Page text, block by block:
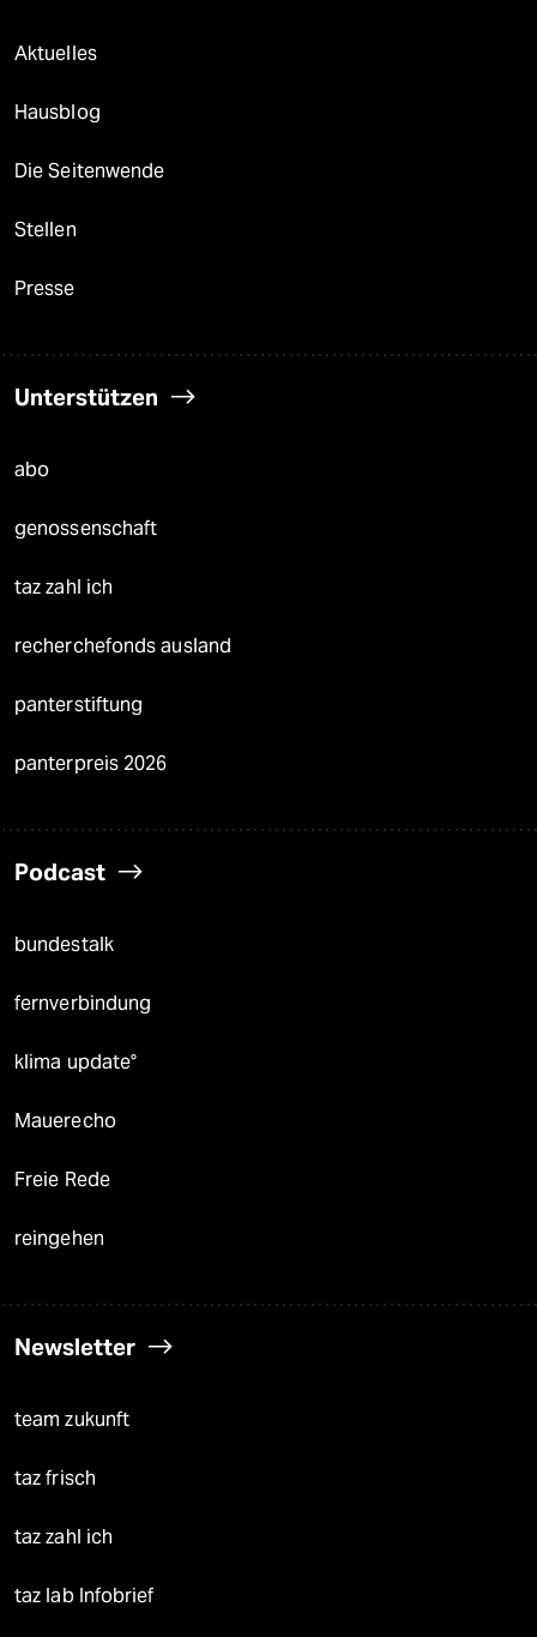
Aktuelles
Hausblog
Die Seitenwende
Stellen
Presse
Unterstützen
abo
genossenschaft
taz zahl ich
recherchefonds ausland
panterstiftung
panterpreis 2026
Podcast
bundestalk
fernverbindung
klima update°
Mauerecho
Freie Rede
reingehen
Newsletter
team zukunft
taz frisch
taz zahl ich
taz lab Infobrief